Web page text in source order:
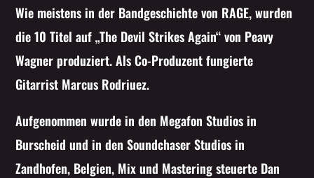
Wie meistens in der Bandgeschichte von RAGE, wurden
die 10 Titel auf „The Devil Strikes Again“ von Peavy
Wagner produziert. Als Co-Produzent fungierte
Gitarrist Marcus Rodriuez.
Aufgenommen wurde in den Megafon Studios in
Burscheid und in den Soundchaser Studios in
Zandhofen, Belgien, Mix und Mastering steuerte Dan